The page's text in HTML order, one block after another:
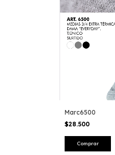
Marc6500
$28.500
Comprar